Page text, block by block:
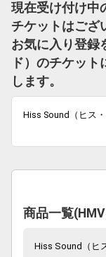
現在受け付け中
チケットはござ
お気に入り登録
ド）のチケッ
します。
Hiss Sound（ヒス・
商品一覧
Hiss Sound（ヒ